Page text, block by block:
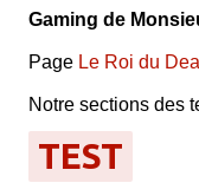
Gaming de
Page Le Roi du Deal
Notre sections des
TEST